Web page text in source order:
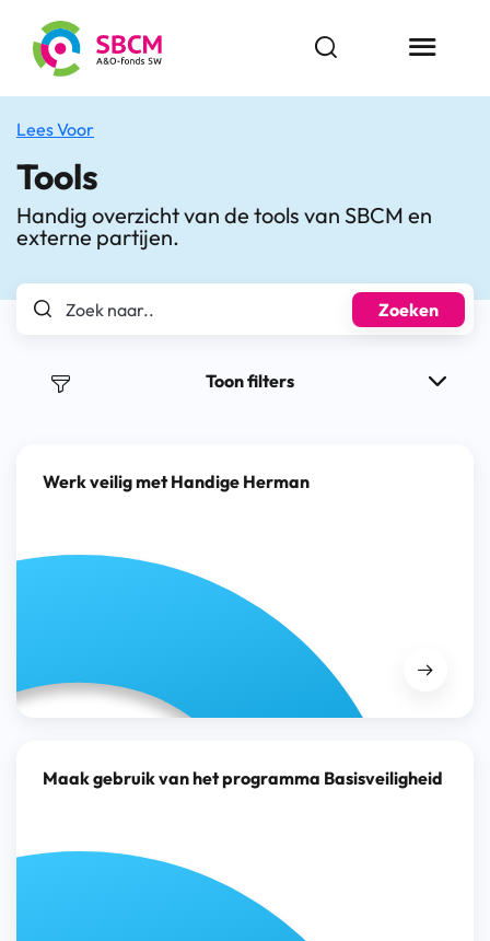
inhoud
Open zoekbalk
Menu
Lees Voor
Tools
Handig overzicht van de tools van SBCM en
externe partijen.
Zoek naar..
Zoeken
Toon filters
Werk veilig met Handige Herman
Maak gebruik van het programma Basisveiligheid